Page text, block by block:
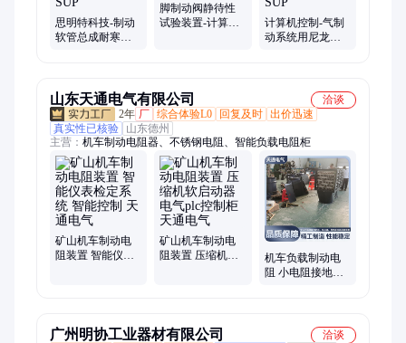
思明特科技-制动
软管总成耐寒性
脚制动阀静待性
试验装置-计算机
计算机控制-气制
动系统用尼龙管
山东天通电气有限公司
洽谈
2年 厂 综合体验L0 回复及时 出价迅速
真实性已核验
山东德州
主营： 机车制动电阻器、不锈钢电阻、智能负载电阻柜
矿山机车制动电
阻装置 智能仪表
矿山机车制动电
阻装置 压缩机软
机车负载制动电
阻 小电阻接地保
广州明协工业器材有限公司
洽谈